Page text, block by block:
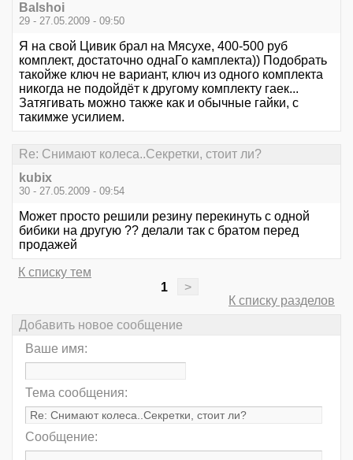
Balshoi
29 - 27.05.2009 - 09:50
Я на свой Цивик брал на Мясухе, 400-500 руб
комплект, достаточно однаГо камплекта)) Подобрать
такойже ключ не вариант, ключ из одного комплекта
никогда не подойдёт к другому комплекту гаек...
Затягивать можно также как и обычные гайки, с
такимже усилием.
Re: Снимают колеса..Секретки, стоит ли?
kubix
30 - 27.05.2009 - 09:54
Может просто решили резину перекинуть с одной
бибики на другую ?? делали так с братом перед
продажей
К списку тем
1
>
К списку разделов
Добавить новое сообщение
Ваше имя:
Тема сообщения:
Сообщение: